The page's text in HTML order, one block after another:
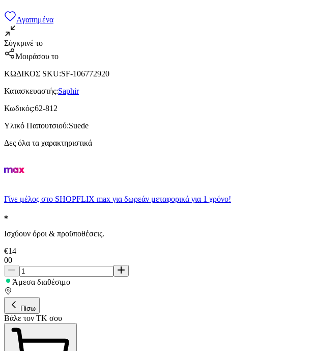
Αγαπημένα
Σύγκρινέ το
Μοιράσου το
ΚΩΔΙΚΟΣ SKU:SF-106772920
Κατασκευαστής:Saphir
Κωδικός:62-812
Υλικό Παπουτσιού:Suede
Δες όλα τα χαρακτηριστικά
Γίνε μέλος στο SHOPFLIX max για δωρεάν μεταφορικά για 1 χρόνο!
Ισχύουν όροι & προϋποθέσεις.
€14
00
Άμεσα διαθέσιμο
Πίσω
Βάλε τον ΤΚ σου